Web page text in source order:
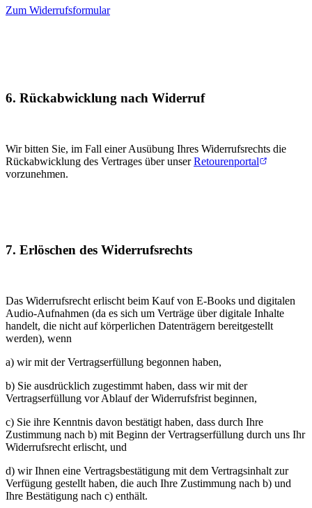
Zum Widerrufsformular
6. Rückabwicklung nach Widerruf
Wir bitten Sie, im Fall einer Ausübung Ihres Widerrufsrechts die
Rückabwicklung des Vertrages über unserRetourenportal
vorzunehmen.
7. Erlöschen des Widerrufsrechts
Das Widerrufsrecht erlischt beim Kauf von E-Books und digitalen
Audio-Aufnahmen (da es sich um Verträge über digitale Inhalte
handelt, die nicht auf körperlichen Datenträgern bereitgestellt
werden), wenn
a) wir mit der Vertragserfüllung begonnen haben,
b) Sie ausdrücklich zugestimmt haben, dass wir mit der
Vertragserfüllung vor Ablauf der Widerrufsfrist beginnen,
c) Sie ihre Kenntnis davon bestätigt haben, dass durch Ihre
Zustimmung nach b) mit Beginn der Vertragserfüllung durch uns Ihr
Widerrufsrecht erlischt, und
d) wir Ihnen eine Vertragsbestätigung mit dem Vertragsinhalt zur
Verfügung gestellt haben, die auch Ihre Zustimmung nach b) und
Ihre Bestätigung nach c) enthält.